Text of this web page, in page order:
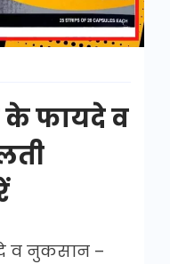
फायदे व
व नुकसान –